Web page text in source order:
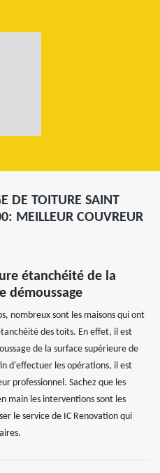
DE TOITURE SAINT
MEILLEUR COUVREUR
étanchéité de la
démoussage
nombreux sont les maisons qui ont
des toits. En effet, il est
de la surface supérieure de
d'effectuer les opérations, il est
professionnel. Sachez que les
main les interventions sont les
le service de IC Renovation qui